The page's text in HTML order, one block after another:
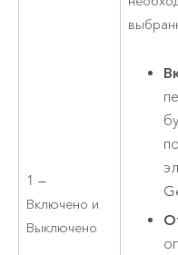
1 —
Включено и
Выключено